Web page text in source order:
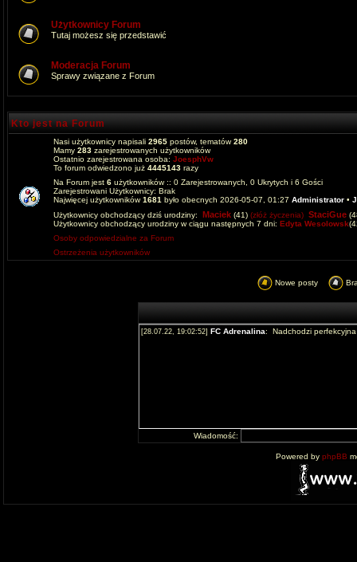
Użytkownicy Forum
Tutaj możesz się przedstawić
Moderacja Forum
Sprawy związane z Forum
Kto jest na Forum
Nasi użytkownicy napisali 2965 postów, tematów280
Mamy 283 zarejestrowanych użytkowników
Ostatnio zarejestrowana osoba: JoesphVw
To forum odwiedzono już 4445143 razy
Na Forum jest 6 użytkowników :: 0 Zarejestrowanych, 0 Ukrytych i 6 Gości
Zarejestrowani Użytkownicy: Brak
Najwięcej użytkowników1681 było obecnych 2026-05-07, 01:27 Administrator •
Użytkownicy obchodzący dziś urodziny: Maciek (41) (złóż życzenia) StaciGue
Użytkownicy obchodzący urodziny w ciągu następnych 7 dni: Edyta Wesolowsk
Osoby odpowiedzialne za Forum
Ostrzeżenia użytkowników
Nowe posty
Wiadomość:
Powered by phpBB